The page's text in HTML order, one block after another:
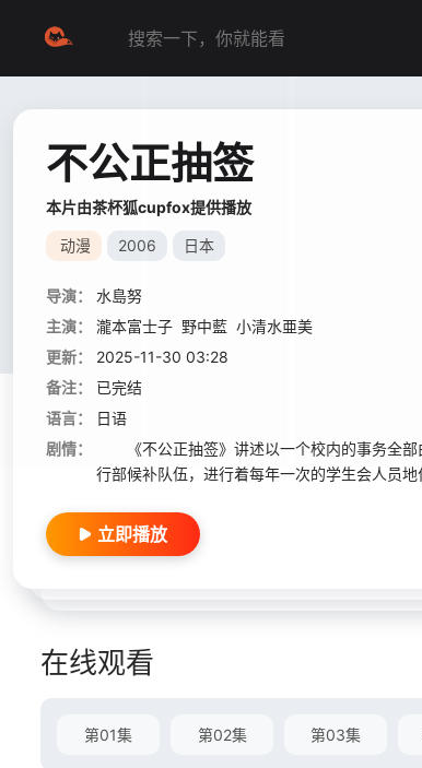
不公正抽签
本片由茶杯狐cupfox提供播放
动漫 2006 日本
导演：
水島努
主演：
瀧本富士子 野中藍 小清水亜美
更新：
2025-11-30 03:28
备注：
已完结
语言：
日语
剧情：
《不公正抽签》讲述以一个校内的事务全部
行部候补队伍，进行着每年一次的学生会人
立即播放
在线观看
第01集 第02集 第03集